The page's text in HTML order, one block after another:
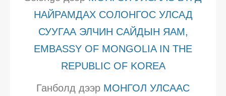
НАЙРАМДАХ СОЛОНГОС УЛСАД
СУУГАА ЭЛЧИН САЙДЫН ЯАМ,
EMBASSY OF MONGOLIA IN THE
REPUBLIC OF KOREA
Ганболд дээр МОНГОЛ УЛСААС